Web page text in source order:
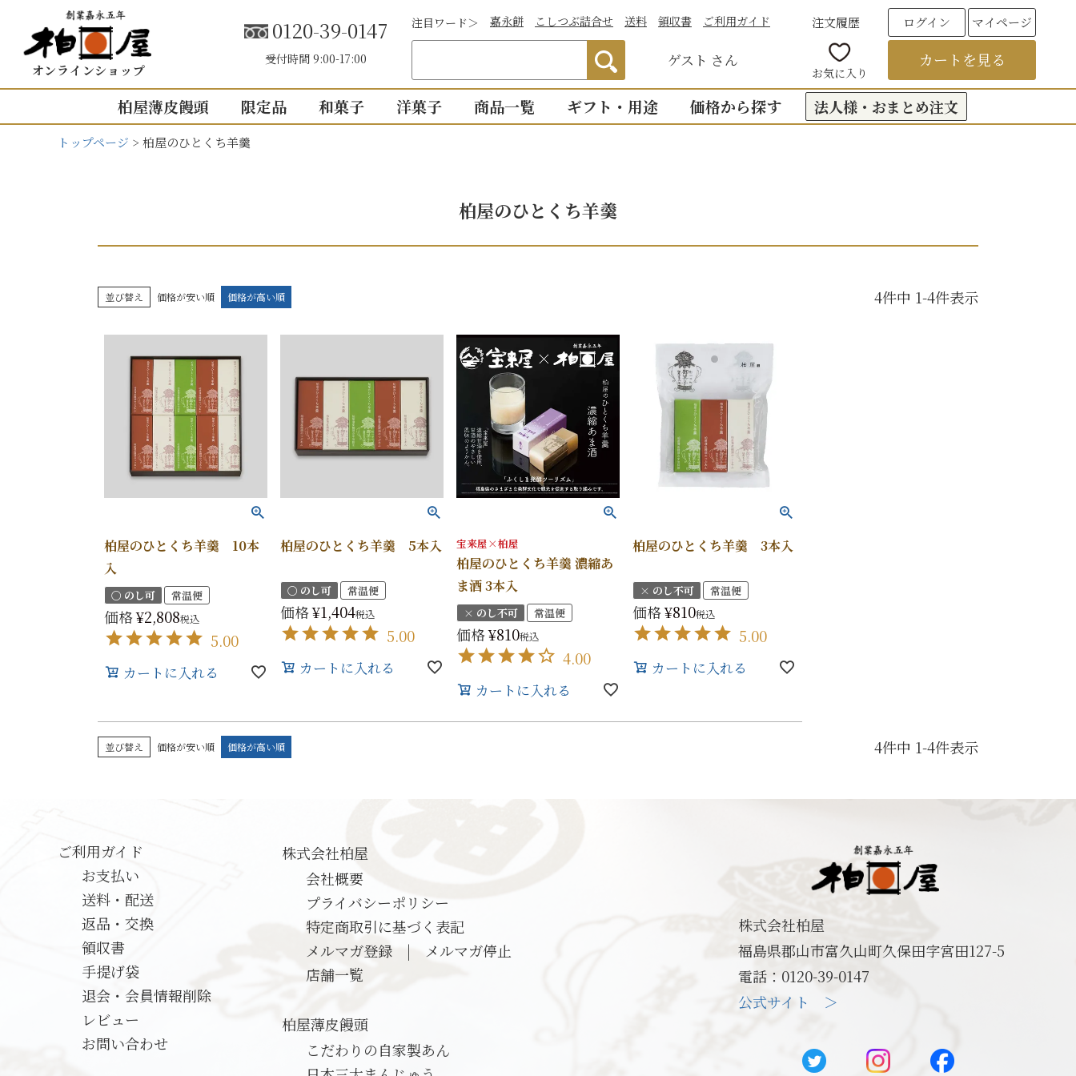
オンラインショップ
0120-39-0147
受付時間 9:00-17:00
注目ワード＞ 嘉永餅 こしつぶ詰合せ 送料 領収書 ご利用ガイド
ゲスト さん
注文履歴 ログイン マイページ
お気に入り
カートを見る
柏屋薄皮饅頭
こしあん
5個入り
8個入り
mini せいろ薄皮 せいろ薄皮
ついつい
【かす紙包み】贈答・薄皮饅頭
限定品 和菓子 洋菓子 商品一覧
全商品一覧
ギフト・用途
内祝い（お返し）
出産内祝い
入園・入学のお祝返し
その他の内祝い・お返し
出産祝い
誕生日・長寿のお祝い
お盆・お彼岸
プチギフト
手提げ紙袋
eギフト
価格から探す
〜
検索
法人様・おまとめ注文
トップページ 柏屋のひとくち羊羹
柏屋のひとくち羊羹
並び替え 価格が安い順 価格が高い順 4件中 1-4件表示
柏屋のひとくち羊羹 10本
入
〇 のし可 常温便
価格¥2,808税込
5.00
カートに入れる
柏屋のひとくち羊羹 5本入
〇 のし可 常温便
価格¥1,404税込
5.00
カートに入れる
宝来屋×柏屋
柏屋のひとくち羊羹 濃縮あ
ま酒 3本入
× のし不可 常温便
価格¥810税込
4.00
カートに入れる
柏屋のひとくち羊羹 3本入
× のし不可 常温便
価格¥810税込
5.00
カートに入れる
並び替え 価格が安い順 価格が高い順 4件中 1-4件表示
ご利用ガイド
お支払い
送料・配送
返品・交換
領収書
手提げ袋
退会・会員情報削除
レビュー
お問い合わせ
株式会社柏屋
会社概要
プライバシーポリシー
特定商取引に基づく表記
メルマガ登録 |
メルマガ停止
店舗一覧
柏屋薄皮饅頭
こだわりの自家製あん
株式会社柏屋
福島県郡山市富久山町久保田字宮田127-5
電話：0120-39-0147
公式サイト ＞